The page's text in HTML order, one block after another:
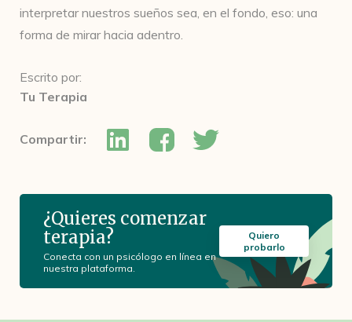
interpretar nuestros sueños sea, en el fondo, eso: una
forma de mirar hacia adentro.
Escrito por:
Tu Terapia
Compartir:
¿Quieres comenzar
terapia?
Conecta con un psicólogo en línea en
nuestra plataforma.
Quiero
probarlo